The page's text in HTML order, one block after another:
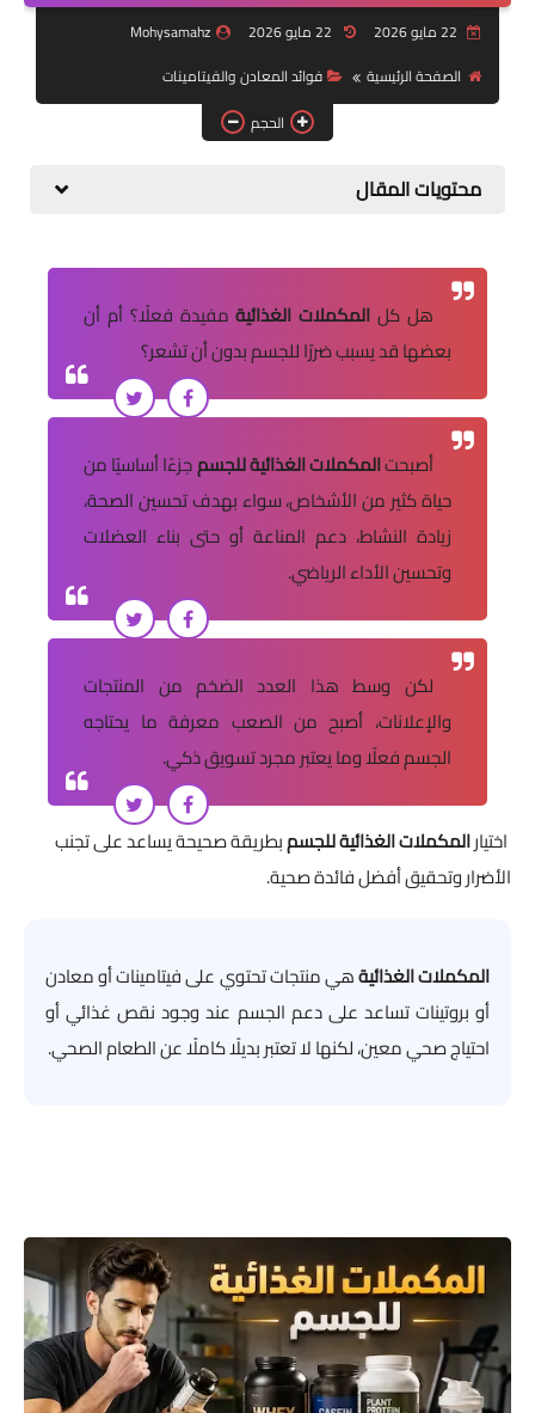
التكنولوجيا والصحة
قسم الأطفال
معلومة عامة
Mohysamahz
الصفحة الرئيسية
فوائد المعادن والفيتامينات
الحجم
محتويات المقال
هل كل المكملات الغذائيةمفيدة فعلًا؟ أم أن
بعضها قد يسبب ضررًا للجسم بدون أن تشعر؟
أصبحتالمكملات الغذائية للجسمجزءًا أساسيًا من
حياة كثير من الأشخاص، سواء بهدف تحسين الصحة،
زيادة النشاط، دعم المناعة أو حتى بناء العضلات
وتحسين الأداء الرياضي.
لكن وسط هذا العدد الضخم من المنتجات
والإعلانات، أصبح من الصعب معرفة ما يحتاجه
الجسم فعلًا وما يعتبر مجرد تسويق ذكي.
اختيارالمكملات الغذائية للجسمبطريقة صحيحة يساعد على تجنب
الأضرار وتحقيق أفضل فائدة صحية.
المكملات الغذائيةهي منتجات تحتوي على فيتامينات أو معادن
أو بروتينات تساعد على دعم الجسم عند وجود نقص غذائي أو
احتياج صحي معين، لكنها لا تعتبر بديلًا كاملًا عن الطعام الصحي.